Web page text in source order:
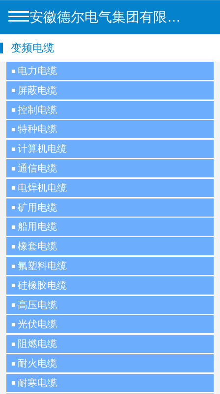
安徽德尔电气集团有限公司
变频电缆
■ 电力电缆
■ 屏蔽电缆
■ 控制电缆
■ 特种电缆
■ 计算机电缆
■ 通信电缆
■ 电焊机电缆
■ 矿用电缆
■ 船用电缆
■ 橡套电缆
■ 氟塑料电缆
■ 硅橡胶电缆
■ 高压电缆
■ 光伏电缆
■ 阻燃电缆
■ 耐火电缆
■ 耐寒电缆